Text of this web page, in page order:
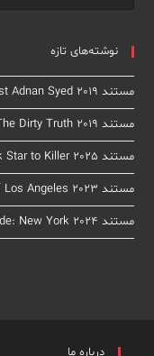
نوشته‌های تازه
مستند The Case Against Adnan Syed 2019
مستند Dirty John: The Dirty Truth 2019
مستند From Rock Star to Killer 2025
مستند The Real Murders of Los Angeles 2023
مستند Homicide: New York 2024
درباره ما